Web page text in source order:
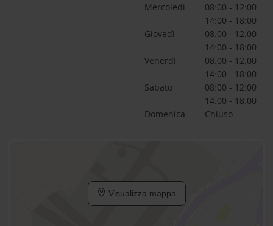
Mercoledì
08:00 - 12:00
14:00 - 18:00
Giovedì
08:00 - 12:00
14:00 - 18:00
Venerdì
08:00 - 12:00
14:00 - 18:00
Sabato
08:00 - 12:00
14:00 - 18:00
Domenica
Chiuso
Visualizza mappa